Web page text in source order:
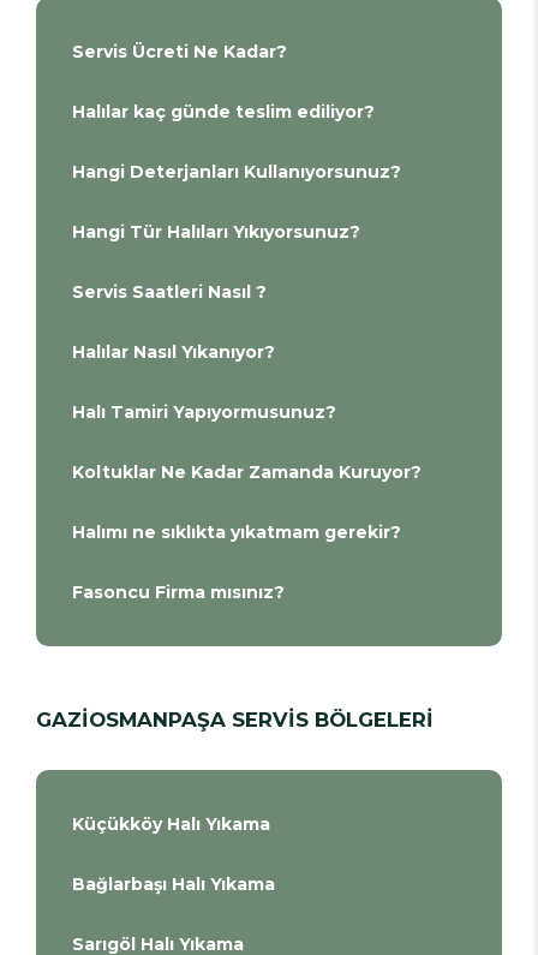
Servis Ücreti Ne Kadar?
Halılar kaç günde teslim ediliyor?
Hangi Deterjanları Kullanıyorsunuz?
Hangi Tür Halıları Yıkıyorsunuz?
Servis Saatleri Nasıl ?
Halılar Nasıl Yıkanıyor?
Halı Tamiri Yapıyormusunuz?
Koltuklar Ne Kadar Zamanda Kuruyor?
Halımı ne sıklıkta yıkatmam gerekir?
Fasoncu Firma mısınız?
GAZİOSMANPAŞA SERVİS BÖLGELERİ
Küçükköy Halı Yıkama
Bağlarbaşı Halı Yıkama
Sarıgöl Halı Yıkama